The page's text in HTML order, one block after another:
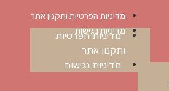
מדיניות הפרטיות ותקנון אתר
מדיניות נגישות
מדיניות הפרטיות
ותקנון אתר
מדיניות נגישות